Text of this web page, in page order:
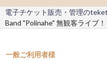
電子チケット販売・管理のteket
Band "Polinahe" 無観客ライブ
一般ご利用者様